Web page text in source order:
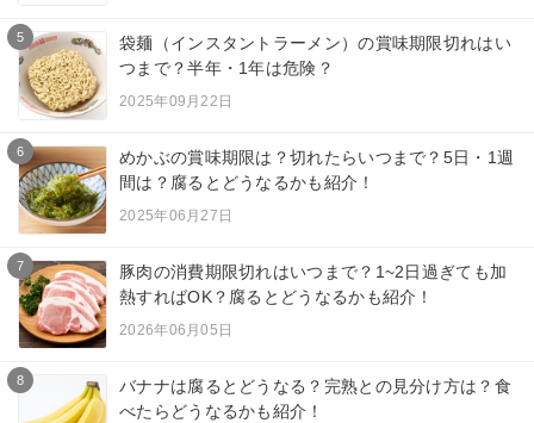
5
袋麺（インスタントラーメン）の賞味期限切れはい
つまで？半年・1年は危険？
2025年09月22日
6
めかぶの賞味期限は？切れたらいつまで？5日・1週
間は？腐るとどうなるかも紹介！
2025年06月27日
7
豚肉の消費期限切れはいつまで？1~2日過ぎても加
熱すればOK？腐るとどうなるかも紹介！
2026年06月05日
8
バナナは腐るとどうなる？完熟との見分け方は？食
べたらどうなるかも紹介！